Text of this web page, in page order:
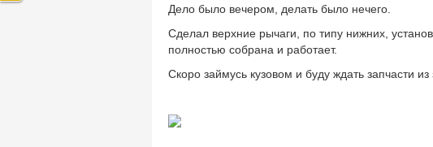
Дело было вечером, делать было нечего.
Сделал верхние рычаги, по типу нижних,
полностью собрана и работает.
Скоро займусь кузовом и буду ждать запчасти из